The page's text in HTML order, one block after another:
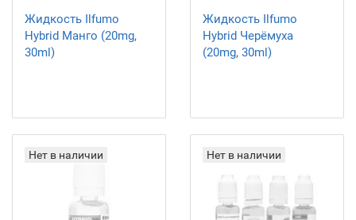
Жидкость Ilfumo
Hybrid Манго (20mg,
30ml)
Жидкость Ilfumo
Hybrid Черёмуха
(20mg, 30ml)
Нет в наличии Нет в наличии